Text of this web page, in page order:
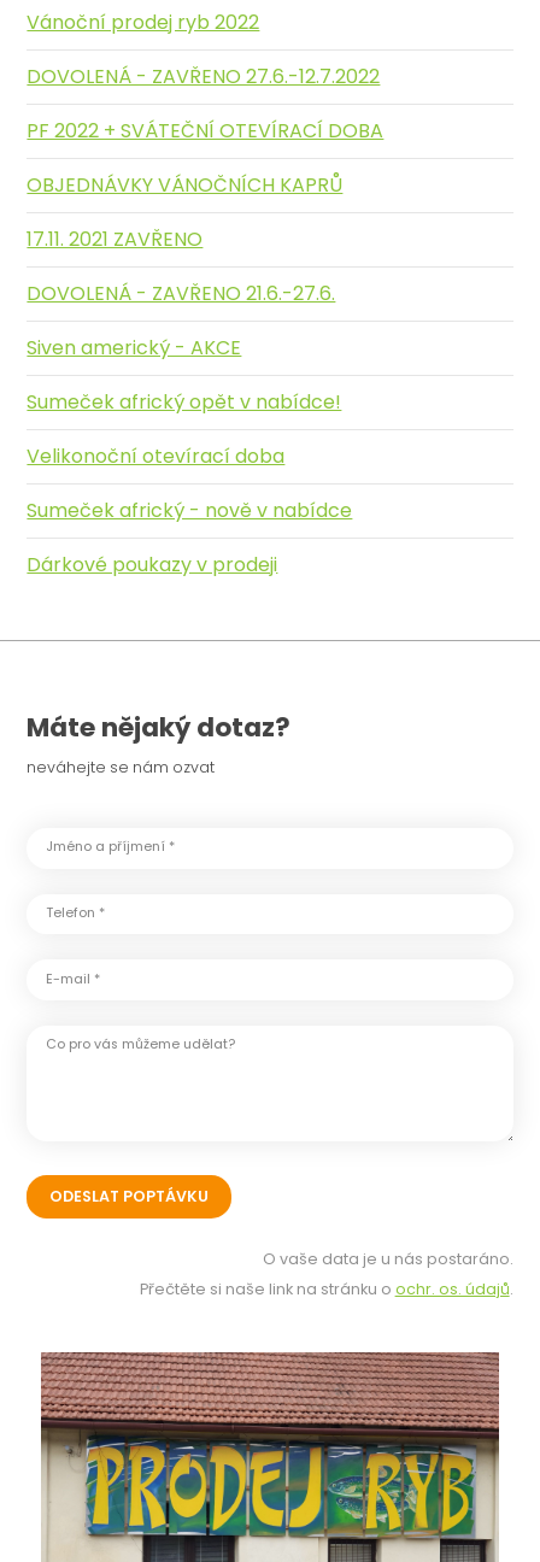
Vánoční prodej ryb 2022
DOVOLENÁ - ZAVŘENO 27.6.-12.7.2022
PF 2022 + SVÁTEČNÍ OTEVÍRACÍ DOBA
OBJEDNÁVKY VÁNOČNÍCH KAPRŮ
17.11. 2021 ZAVŘENO
DOVOLENÁ - ZAVŘENO 21.6.-27.6.
Siven americký - AKCE
Sumeček africký opět v nabídce!
Velikonoční otevírací doba
Sumeček africký - nově v nabídce
Dárkové poukazy v prodeji
Máte nějaký dotaz?
neváhejte se nám ozvat
Jméno a příjmení *
Telefon *
E-mail *
Co pro vás můžeme udělat?
O vaše data je u nás postaráno.
Přečtěte si naše link na stránku o ochr. os. údajů.